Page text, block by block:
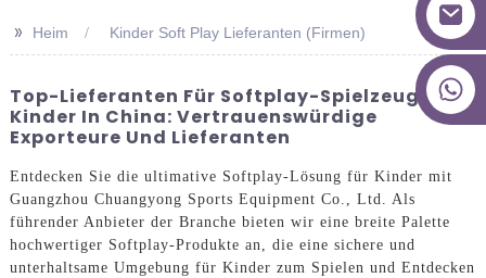
>> Heim Kinder Soft Play Lieferanten (Firmen)
Top-Lieferanten Für Softplay-Spielzeug Für
Kinder In China: Vertrauenswürdige
Exporteure Und Lieferanten
Entdecken Sie die ultimative Softplay-Lösung für Kinder mit
Guangzhou Chuangyong Sports Equipment Co., Ltd. Als
führender Anbieter der Branche bieten wir eine breite Palette
hochwertiger Softplay-Produkte an, die eine sichere und
unterhaltsame Umgebung für Kinder zum Spielen und Entdecken